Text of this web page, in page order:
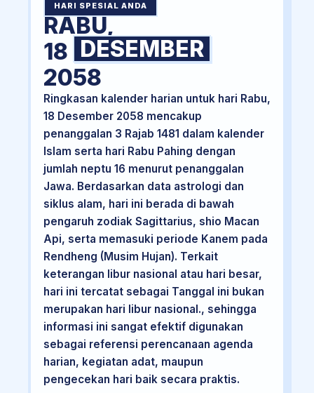
HARI SPESIAL ANDA
RABU,
18 DESEMBER
2058
Ringkasan kalender harian untuk hari Rabu,
18 Desember 2058 mencakup
penanggalan 3 Rajab 1481 dalam kalender
Islam serta hari Rabu Pahing dengan
jumlah neptu 16 menurut penanggalan
Jawa. Berdasarkan data astrologi dan
siklus alam, hari ini berada di bawah
pengaruh zodiak Sagittarius, shio Macan
Api, serta memasuki periode Kanem pada
Rendheng (Musim Hujan). Terkait
keterangan libur nasional atau hari besar,
hari ini tercatat sebagai Tanggal ini bukan
merupakan hari libur nasional., sehingga
informasi ini sangat efektif digunakan
sebagai referensi perencanaan agenda
harian, kegiatan adat, maupun
pengecekan hari baik secara praktis.